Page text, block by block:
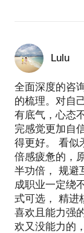
Lulu
全面深度的咨
的梳理。对自
有底气，心态
完感觉更加自
得更好。 看似
倍感疲惫的，
半功倍， 规避
成职业一定绕
式可选， 精进
喜欢且能力强
欢又没能力的